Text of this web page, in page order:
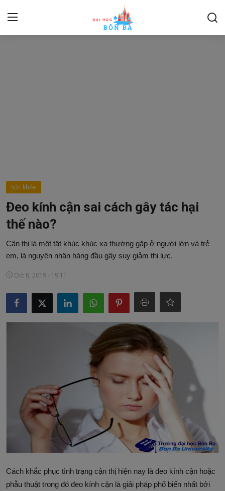
Pháp luật
Ngoại ngữ
Sức khỏe
Kinh tế, tài chính
Thư Viện
Sức khỏe
Đeo kính cận sai cách gây tác hại
thế nào?
Cận thị là một tật khúc khúc xạ thường gặp ở người lớn và trẻ
em, là nguyên nhân hàng đầu gây suy giảm thi lực.
Oct 8, 2019 - 19:11
Cách khắc phục tình trạng cận thị hiện nay là đeo kính cận hoặc
phẫu thuật trong đó đeo kính cận là giải pháp phổ biến nhất bởi